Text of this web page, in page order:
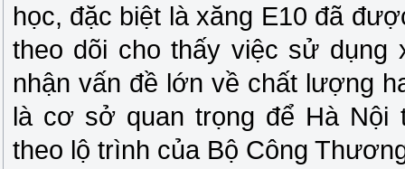
học, đặc biệt là xăng E10 đã
theo dõi cho thấy việc sử dụng
nhận vấn đề lớn về chất lượng
là cơ sở quan trọng để Hà Nội
theo lộ trình của Bộ Công